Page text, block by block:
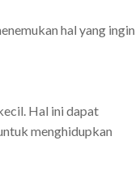
hal yang ingin
Hal ini dapat
menghidupkan